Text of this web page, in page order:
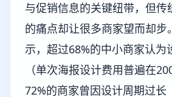
与促销信息的关键纽带，但传
的痛点却让很多商家望而却步
示，超过68%的中小商家认为
（单次海报设计费用普遍在
72%的商家曾因设计周期过长